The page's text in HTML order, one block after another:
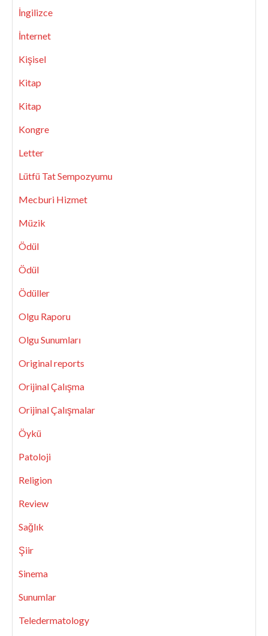
İngilizce
İnternet
Kişisel
Kitap
Kitap
Kongre
Letter
Lütfü Tat Sempozyumu
Mecburi Hizmet
Müzik
Ödül
Ödül
Ödüller
Olgu Raporu
Olgu Sunumları
Original reports
Orijinal Çalışma
Orijinal Çalışmalar
Öykü
Patoloji
Religion
Review
Sağlık
Şiir
Sinema
Sunumlar
Teledermatology